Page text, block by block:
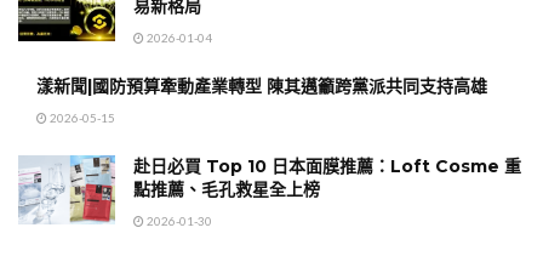
易新格局
2026-01-04
漾新聞|國防預算牽動產業轉型 陳其邁籲跨黨派共同支持高雄
2026-05-15
赴日必買 Top 10 日本面膜推薦：Loft Cosme 重
點推薦、毛孔救星全上榜
2026-01-30